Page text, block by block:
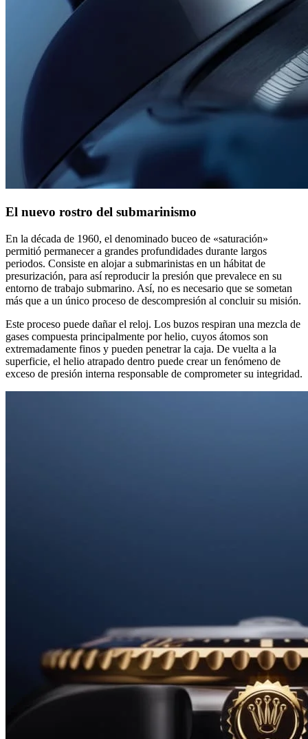
El nuevo rostro del submarinismo
En la década de 1960, el denominado buceo de «saturación»
permitió permanecer a grandes profundidades durante largos
periodos. Consiste en alojar a submarinistas en un hábitat de
presurización, para así reproducir la presión que prevalece en su
entorno de trabajo submarino. Así, no es necesario que se sometan
más que a un único proceso de descompresión al concluir su misión.
Este proceso puede dañar el reloj. Los buzos respiran una mezcla de
gases compuesta principalmente por helio, cuyos átomos son
extremadamente finos y pueden penetrar la caja. De vuelta a la
superficie, el helio atrapado dentro puede crear un fenómeno de
exceso de presión interna responsable de comprometer su integridad.